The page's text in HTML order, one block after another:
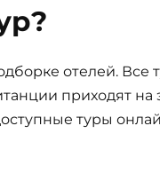
отелей.
приходят
туры